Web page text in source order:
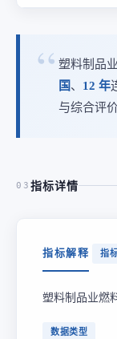
塑料制品
国、 12 年
与综合评
03 指标详情
指标解释 指
塑料制品业燃
数据类型